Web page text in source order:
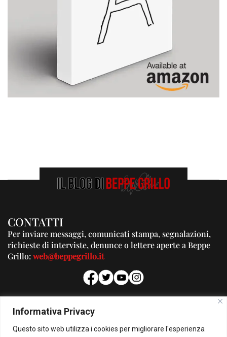
Informativa Privacy
Questo sito web utilizza i cookies per migliorare l'esperienza
CONTATTI
Per inviare messaggi, comunicati stampa, segnalazioni,
richieste di interviste, denunce o lettere aperte a Beppe
Grillo:web@beppegrillo.it
PUBBLICITA'
Per la tua pubblicità su questo Blog:
pubblicita@beppegrillo.it